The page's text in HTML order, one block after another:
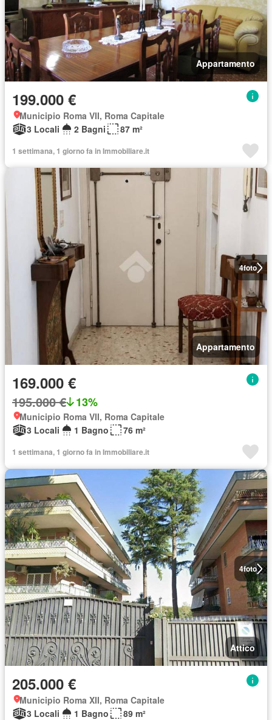
Appartamento
199.000 €
Municipio Roma VII, Roma Capitale
3 Locali
2 Bagni 87 m²
1 settimana, 1 giorno fa in Immobiliare.it
4foto
Appartamento
169.000 €
195.000 € 13%
Municipio Roma VII, Roma Capitale
3 Locali
1 Bagno 76 m²
1 settimana, 1 giorno fa in Immobiliare.it
4foto
Attico
205.000 €
Municipio Roma XII, Roma Capitale
3 Locali
1 Bagno 89 m²